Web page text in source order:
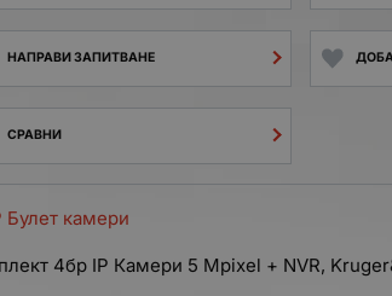
НАПРАВИ ЗАПИТВАНЕ
СРАВНИ
Булет камери
4бр IP Камери 5 Мpixel + NVR,